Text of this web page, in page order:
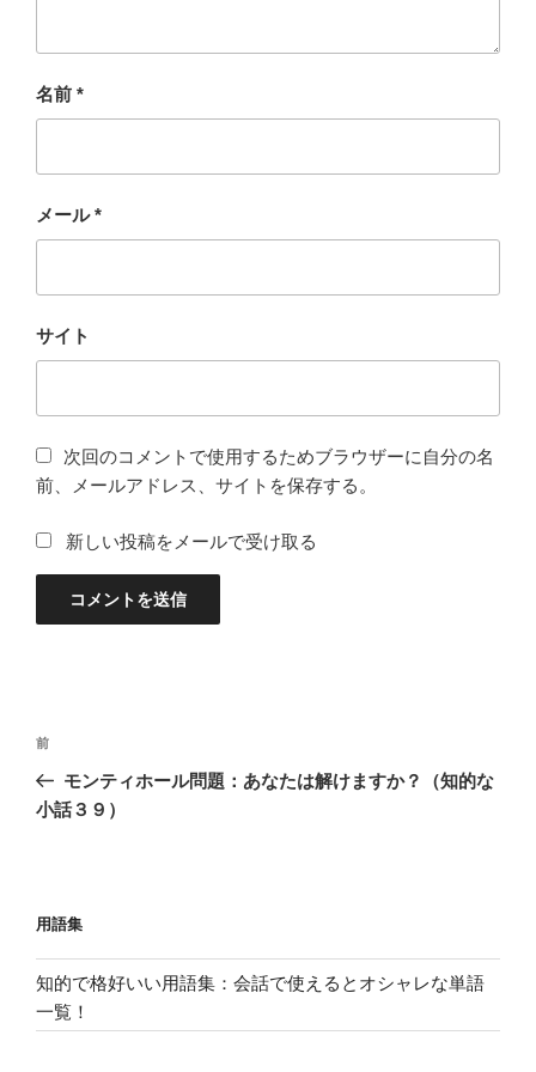
名前 *
メール*
サイト
次回のコメントで使用するためブラウザーに自分の名
前、メールアドレス、サイトを保存する。
新しい投稿をメールで受け取る
投
ナ
シ
ョ
ン
過
去
の
前
モンティホール問題：あなたは解けますか？（知的な
小話３９）
用語集
知的で格好いい用語集：会話で使えるとオシャレな単語
一覧！